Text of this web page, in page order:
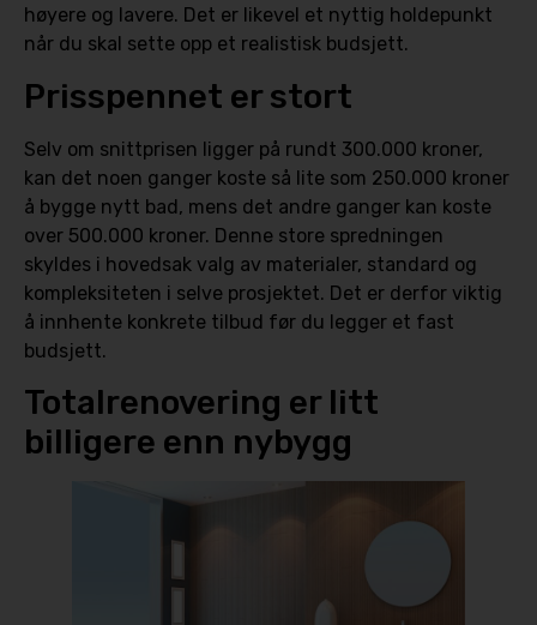
høyere og lavere. Det er likevel et nyttig holdepunkt
når du skal sette opp et realistisk budsjett.
Prisspennet er stort
Selv om snittprisen ligger på rundt 300.000 kroner,
kan det noen ganger koste så lite som 250.000 kroner
å bygge nytt bad, mens det andre ganger kan koste
over 500.000 kroner. Denne store spredningen
skyldes i hovedsak valg av materialer, standard og
kompleksiteten i selve prosjektet. Det er derfor viktig
å innhente konkrete tilbud før du legger et fast
budsjett.
Totalrenovering er litt
billigere enn nybygg